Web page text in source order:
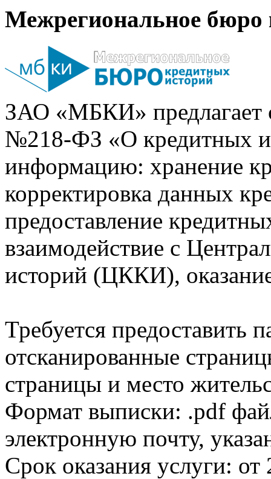
Межрегиональное бюро
ЗАО «МБКИ» предлагает
№218-ФЗ «О кредитных
информацию: хранение
корректировка данных
предоставление
взаимодействие с
историй (ЦККИ),
Требуется предоставить
отсканированные
страницы и место
Формат выписки: .pdf
электронную почту,
Срок оказания услуги: от